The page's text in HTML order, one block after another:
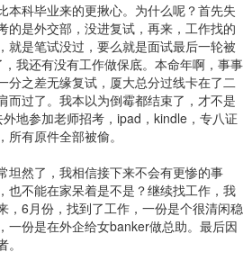
本科毕业来的更揪心。为什么呢？首先失
的是外交部，没进复试，再来，工作找的
就是笔试没过，要么就是面试最后一轮被
我还有没有工作做保底。本命年啊，事事
分之差无缘复试，厦大总分过线卡在了二
而过了。我本以为倒霉都结束了，才不是
地参加老师招考，ipad，kindle，专八证
有原件全部被偷。
坦然了，我相信接下来不会有更惨的事
也不能在家呆着是不是？继续找工作，我
，6月份，找到了工作，一份是个很清闲稳
一份是在外企给女banker做总助。最后因